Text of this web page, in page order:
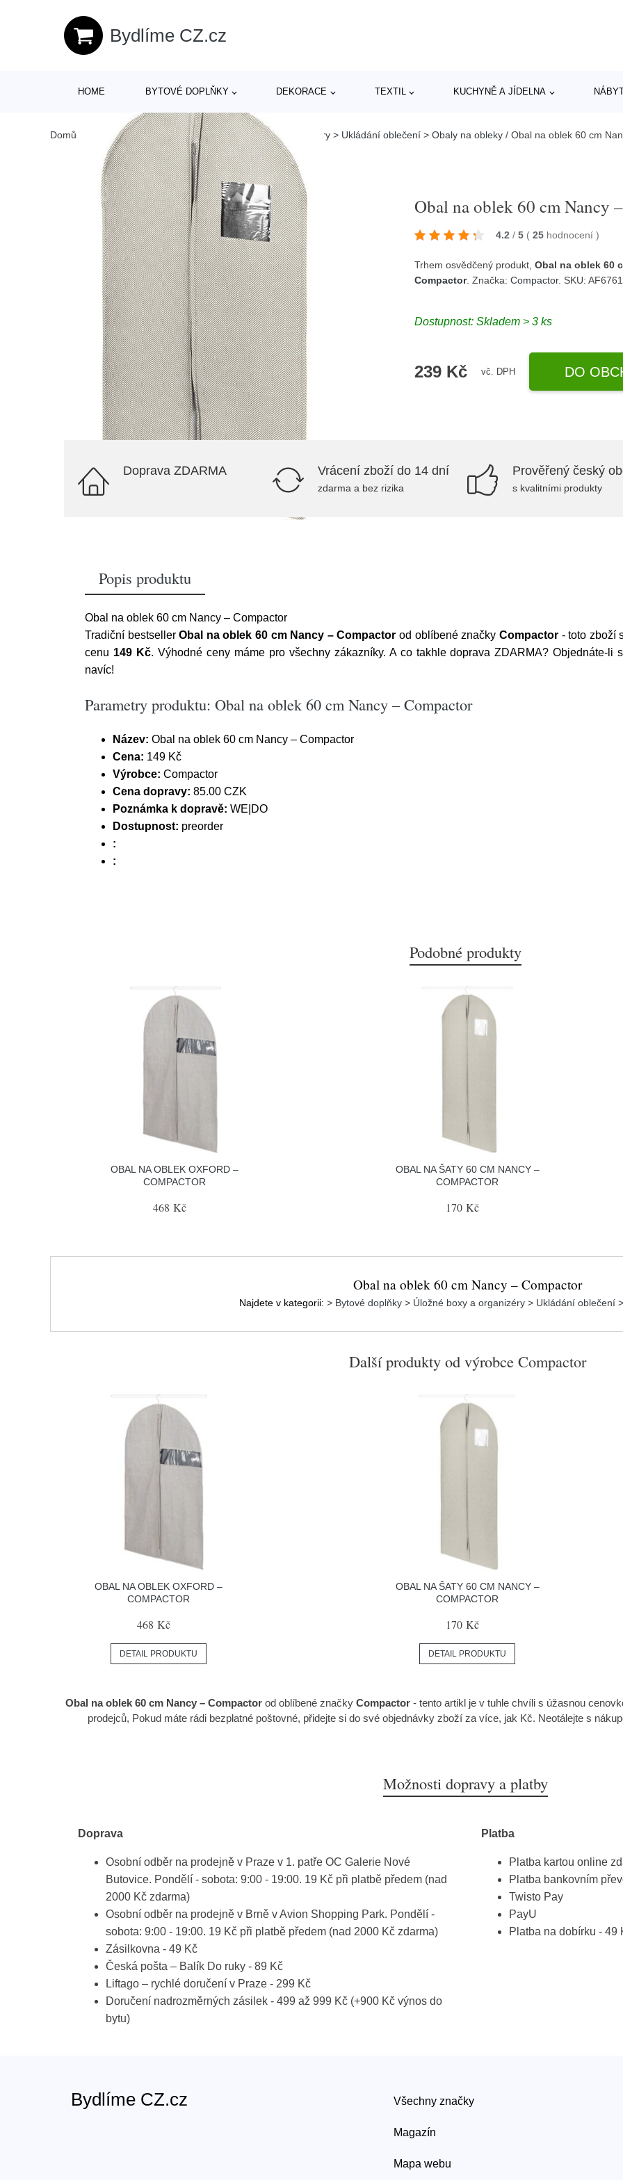
Bydlíme CZ.cz
HOME BYTOVÉ DOPLŇKY DEKORACE TEXTIL KUCHYNĚ A JÍDELNA
Domů Produkty/> Bytové doplňky > Úložné boxy a organizéry > Ukládání oblečení > Obaly na obleky / Obal na oblek 60 cm
Obal na oblek 60 cm Nancy
4.2 / 5 ( 25 hodnocení)
Trhem osvědčený produkt,Obal na oblek 60
Compactor. Značka:Compactor. SKU:
Dostupnost:Skladem > 3 ks
239 Kč vč. DPH DO
Doprava ZDARMA Vrácení zboží do 14 dní
zdarma a bez rizika
Prověřený český
s kvalitními produkty
Popis produktu
Obal na oblek 60 cm Nancy – Compactor
Tradiční bestsellerObal na oblek 60 cm Nancy – Compactor od oblíbené značky Compactor- toto zboží
cenu 149 Kč. Výhodné ceny máme pro všechny zákazníky. A co takhle doprava ZDARMA? Objednáte-li
navíc!
Parametry produktu: Obal na oblek 60 cm Nancy – Compactor
Název: Obal na oblek 60 cm Nancy – Compactor
Cena: 149 Kč
Výrobce: Compactor
Cena dopravy: 85.00 CZK
Poznámka k dopravě: WE|DO
Dostupnost: preorder
:
:
Podobné produkty
OBAL NA OBLEK OXFORD –
COMPACTOR
468 Kč
OBAL NA ŠATY 60 CM NANCY –
COMPACTOR
170 Kč
Obal na oblek 60 cm Nancy – Compactor
Najdete v kategorii: > Bytové doplňky > Úložné boxy a organizéry > Ukládání oblečení
Další produkty od výrobce Compactor
OBAL NA OBLEK OXFORD –
COMPACTOR
468 Kč
DETAIL PRODUKTU
OBAL NA ŠATY 60 CM NANCY –
COMPACTOR
170 Kč
DETAIL PRODUKTU
Obal na oblek 60 cm Nancy – Compactor od oblíbené značky Compactor - tento artikl je v tuhle chvíli s úžasnou
prodejců, Pokud máte rádi bezplatné poštovné, přidejte si do své objednávky zboží za více, jak Kč. Neotálejte s
Možnosti dopravy a platby
Doprava
Osobní odběr na prodejně v Praze v 1. patře OC Galerie Nové
Butovice. Pondělí - sobota: 9:00 - 19:00. 19 Kč při platbě předem (nad
2000 Kč zdarma)
Osobní odběr na prodejně v Brně v Avion Shopping Park. Pondělí -
sobota: 9:00 - 19:00. 19 Kč při platbě předem (nad 2000 Kč zdarma)
Zásilkovna - 49 Kč
Česká pošta – Balík Do ruky - 89 Kč
Liftago – rychlé doručení v Praze - 299 Kč
Doručení nadrozměrných zásilek - 499 až 999 Kč (+900 Kč výnos do
bytu)
Platba
Platba kartou online
Platba bankovním
Twisto Pay
PayU
Platba na dobírku - 49
Bydlíme CZ.cz Všechny značky
Magazín
Mapa webu